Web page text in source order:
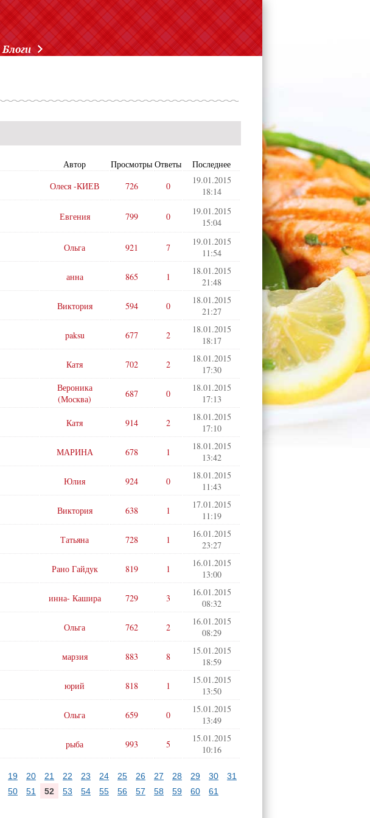
Блоги
Автор Просмотры Ответы Последнее
Олеся -КИЕВ 726 0
19.01.2015
18:14
Евгения 799 0
19.01.2015
15:04
Ольга 921 7
19.01.2015
11:54
анна 865 1
18.01.2015
21:48
Виктория 594 0
18.01.2015
21:27
paksu 677 2
18.01.2015
18:17
Катя 702 2
18.01.2015
17:30
Вероника
(Москва)
687 0
18.01.2015
17:13
Катя 914 2
18.01.2015
17:10
МАРИНА 678 1
18.01.2015
13:42
Юлия 924 0
18.01.2015
11:43
Виктория 638 1
17.01.2015
11:19
Татьяна 728 1
16.01.2015
23:27
Рано Гайдук 819 1
16.01.2015
13:00
инна- Кашира 729 3
16.01.2015
08:32
Ольга 762 2
16.01.2015
08:29
марзия 883 8
15.01.2015
18:59
юрий 818 1
15.01.2015
13:50
Ольга 659 0
15.01.2015
13:49
рыба 993 5
15.01.2015
10:16
19 20 21 22 23 24 25 26 27 28 29 30
31
50 51 52 53 54 55 56 57 58 59 60 61